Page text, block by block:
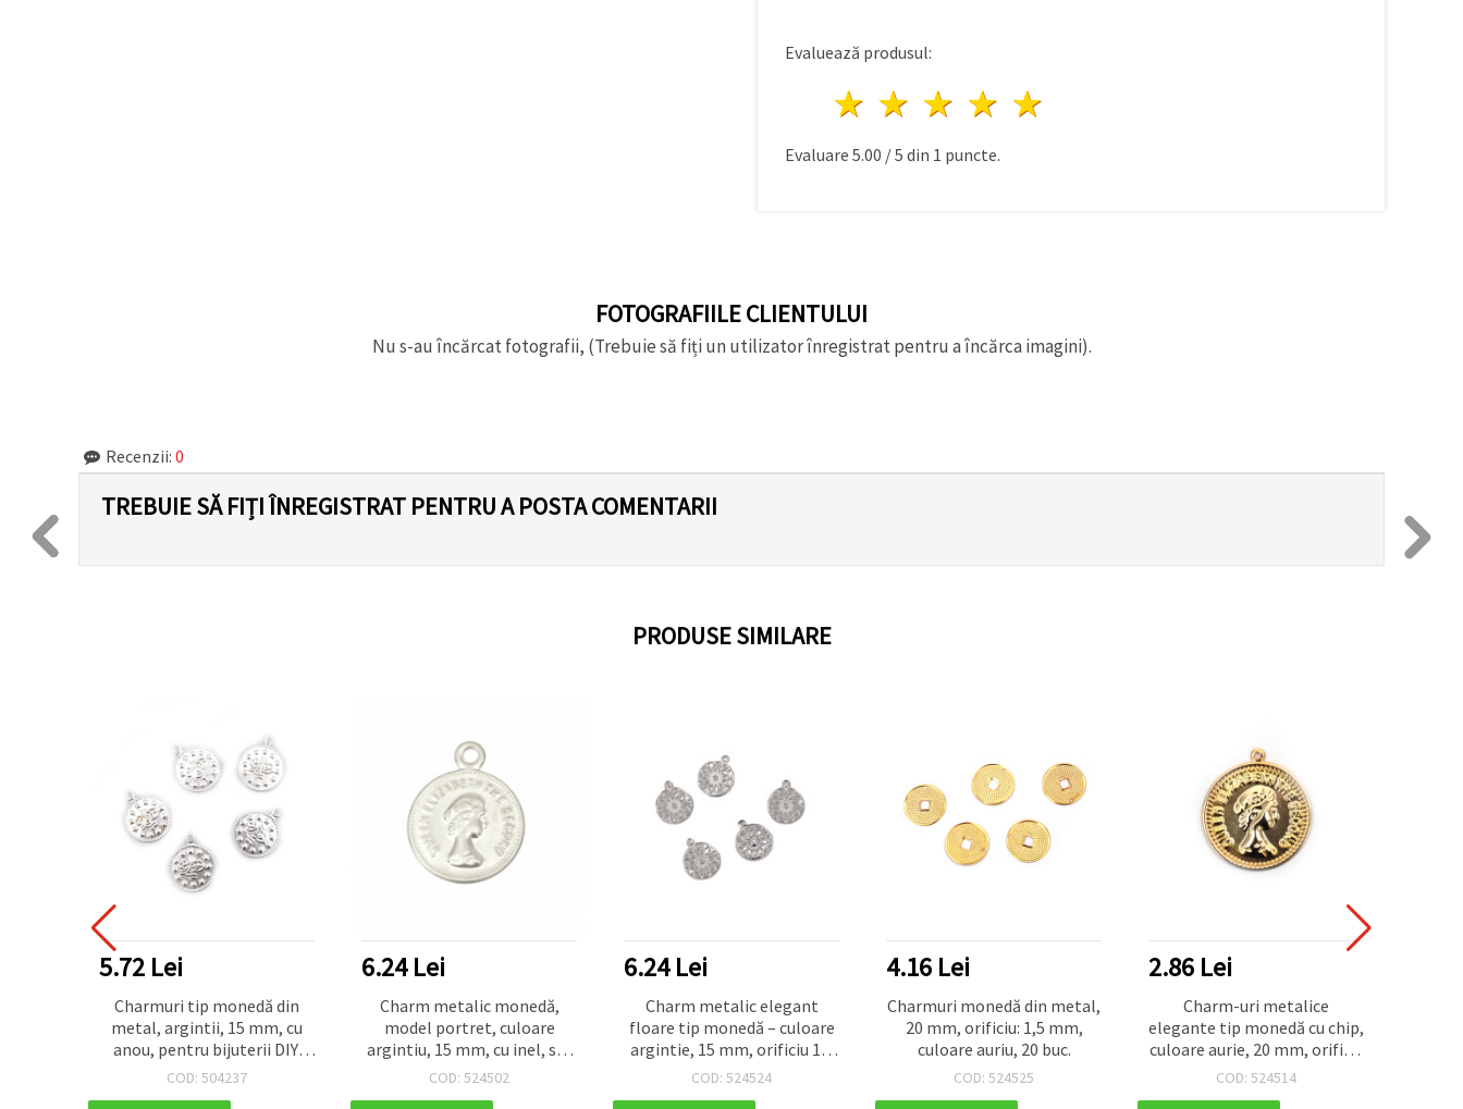
Evaluează produsul:
4 stele
3 stele
2 stele
1 stea
Evaluare 5.00 /5 din 1 puncte.
FOTOGRAFIILE CLIENTULUI
Nu s-au încărcat fotografii, (Trebuie să fiți un utilizator înregistrat pentru a încărca imagini).
Recenzii: 0
TREBUIE SĂ FIȚI ÎNREGISTRAT PENTRU A POSTA COMENTARII
PRODUSE SIMILARE
5.72 Lei
Charmuri tip monedă din
metal, argintii, 15 mm, cu
anou, pentru bijuterii DIY,
îmbrăcăminte și decorațiuni,
COD: 504237
6.24 Lei
Charm metalic monedă,
model portret, culoare
argintiu, 15 mm, cu inel, set
50 buc.
COD: 524502
6.24 Lei
Charm metalic elegant
floare tip monedă – culoare
argintie, 15 mm, orificiu 1,5
mm, set 50 buc.
COD: 524524
4.16 Lei
Charmuri monedă din metal,
20 mm, orificiu: 1,5 mm,
culoare auriu, 20 buc.
COD: 524525
2.86 Lei
Charm-uri metalice
elegante tip monedă cu chip,
culoare aurie, 20 mm, orificiu
2 mm, set de 10 bucăți,
COD: 524514